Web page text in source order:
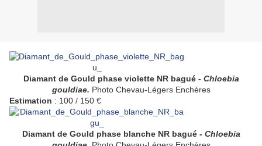
Diamant de Gould phase violette NR bagué - Chloebia
gouldiae. Photo Chevau-Légers Enchères
Estimation : 100 / 150 €
Diamant de Gould phase blanche NR bagué - Chloebia